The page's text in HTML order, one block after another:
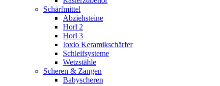
Schärfmittel
Abziehsteine
Horl 2
Horl 3
Ioxio Keramikschärfer
Schleifsysteme
Wetzstähle
Scheren & Zangen
Babyscheren